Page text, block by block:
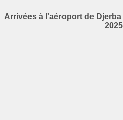
Arrivées à l'aéroport de
2025